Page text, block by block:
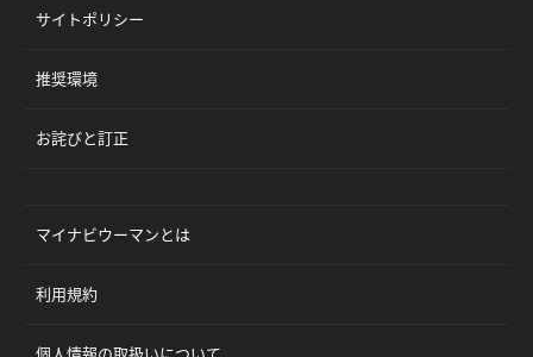
サイトポリシー
推奨環境
お詫びと訂正
マイナビウーマンとは
利用規約